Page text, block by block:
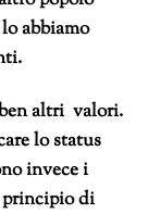
abbiamo
altri valori.
lo status
invece i
di